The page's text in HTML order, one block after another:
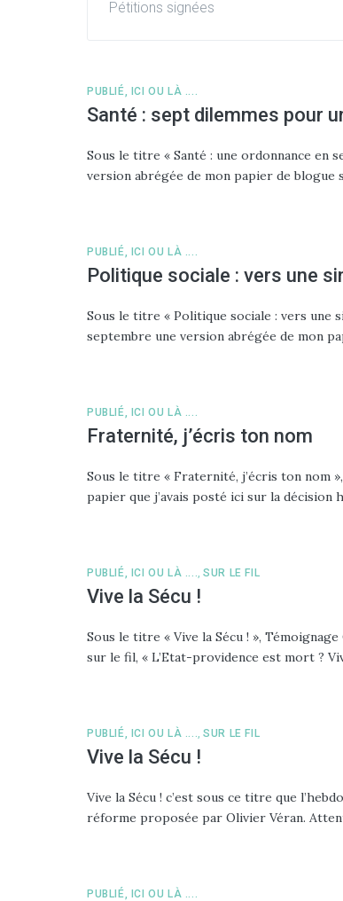
Pétitions signées
PUBLIÉ, ICI OU LÀ ....
Santé : sept dilemmes pour
Sous le titre « Santé : une ordonnance en
version abrégée de mon papier de blogue
PUBLIÉ, ICI OU LÀ ....
Politique sociale : vers une
Sous le titre « Politique sociale : vers une
septembre une version abrégée de mon
PUBLIÉ, ICI OU LÀ ....
Fraternité, j’écris ton nom
Sous le titre « Fraternité, j’écris ton nom
papier que j’avais posté ici sur la
PUBLIÉ, ICI OU LÀ .... ,SUR LE FIL
Vive la Sécu !
Sous le titre « Vive la Sécu ! »,
sur le fil, « L’Etat-providence est mort ?
PUBLIÉ, ICI OU LÀ .... ,SUR LE FIL
Vive la Sécu !
Vive la Sécu ! c’est sous ce titre que
réforme proposée par Olivier Véran.
PUBLIÉ, ICI OU LÀ ....